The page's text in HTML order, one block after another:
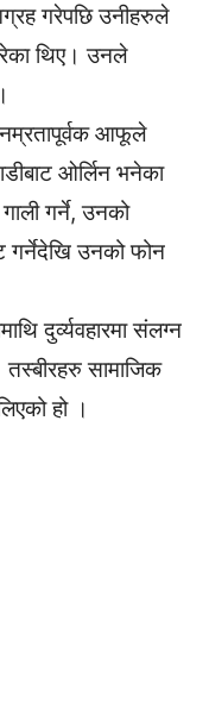
गरेपछि उनीहरुले
थिए। उनले
आफूले
ओर्लिन भनेका
गर्ने, उनको
गर्नेदेखि उनको फोन
दुर्व्यवहारमा संलग्न
तस्बीरहरु सामाजिक
हो ।